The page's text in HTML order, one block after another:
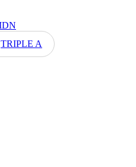
TRIPLE A